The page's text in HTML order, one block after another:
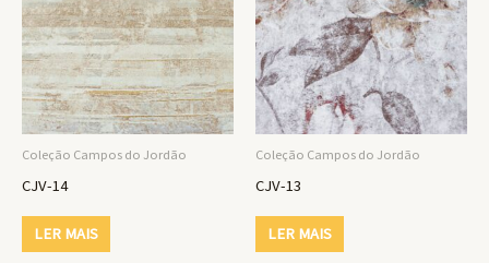
Coleção Campos do Jordão
CJV-14
LER MAIS
Coleção Campos do Jordão
CJV-13
LER MAIS